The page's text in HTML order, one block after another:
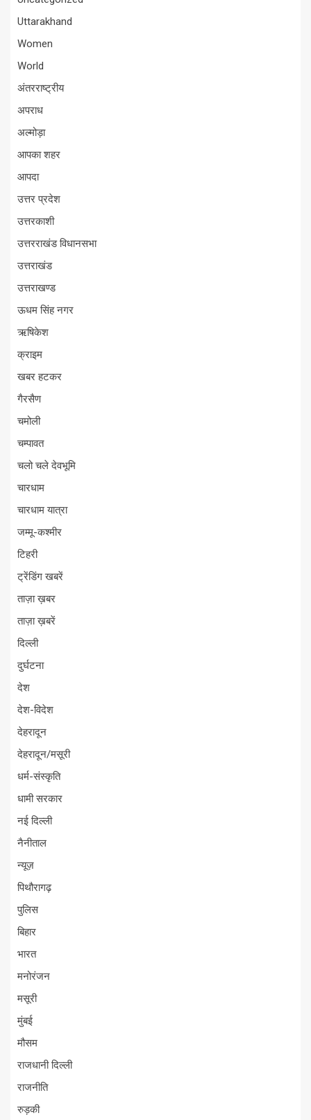
Uttarakhand
Women
World
अंतरराष्ट्रीय
अपराध
अल्मोड़ा
आपका शहर
आपदा
उत्तर प्रदेश
उत्तरकाशी
उत्तरराखंड विधानसभा
उत्तराखंड
उत्तराखण्ड
ऊधम सिंह नगर
ऋषिकेश
क्राइम
खबर हटकर
गैरसैण
चमोली
चम्पावत
चलो चले देवभूमि
चारधाम
चारधाम यात्रा
जम्मू-कश्मीर
टिहरी
ट्रेंडिंग खबरें
ताज़ा ख़बर
ताज़ा ख़बरें
दिल्ली
दुर्घटना
देश
देश-विदेश
देहरादून
देहरादून/मसूरी
धर्म-संस्कृति
धामी सरकार
नई दिल्ली
नैनीताल
न्यूज़
पिथौरागढ़
पुलिस
बिहार
भारत
मनोरंजन
मसूरी
मुंबई
मौसम
राजधानी दिल्ली
राजनीति
रुड़की